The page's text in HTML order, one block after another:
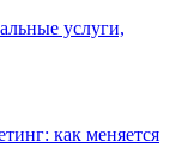
услуги,
как меняется